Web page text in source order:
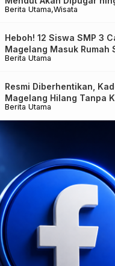
Berita Utama Wisata
Atap Lagi
Berita Utama
Heboh! 12 Siswa SMP 3
Magelang Masuk Rumah
Santap MBG, Polisi Ambil
Berita Utama
Resmi Diberhentikan,
Magelang Hilang Tanpa
7 Bulan